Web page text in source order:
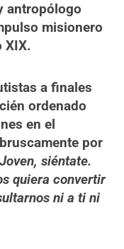
antropólogo
misionero
XIX.
a finales
ordenado
en el
por
siéntate.
quiera convertir
ni a ti ni